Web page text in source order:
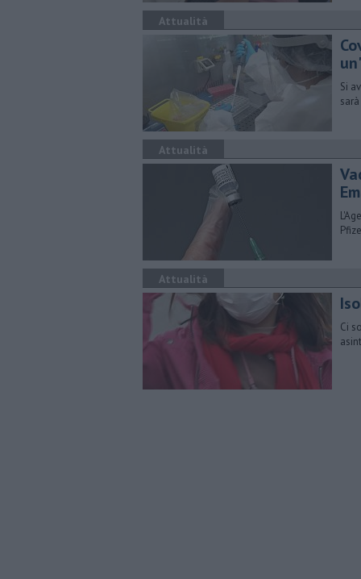
Attualità
Si
Attualità
Attualità
Ci